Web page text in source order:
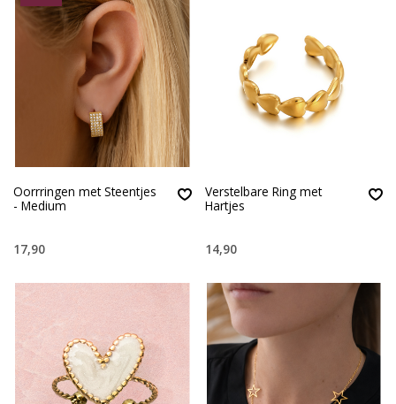
Oorrringen met Steentjes
- Medium
17,90
Verstelbare Ring met
Hartjes
14,90